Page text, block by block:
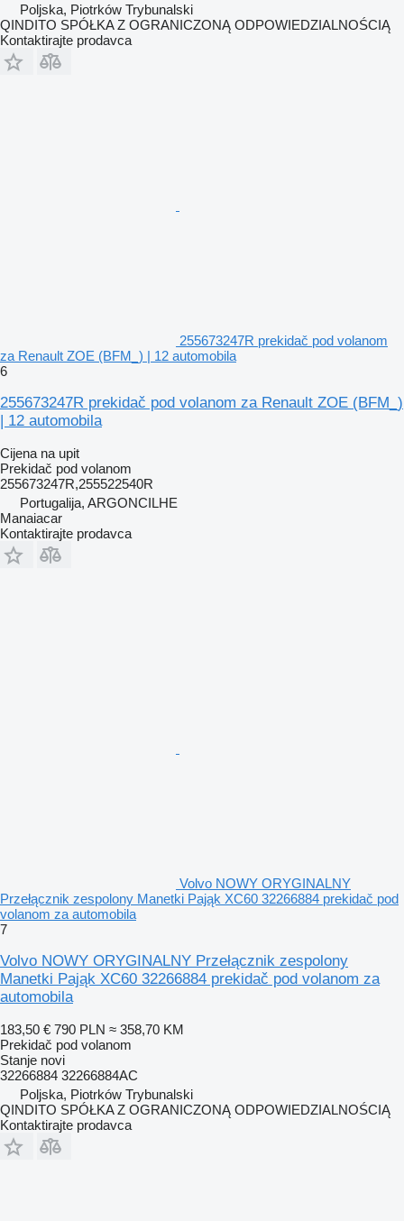
Poljska, Piotrków Trybunalski
QINDITO SPÓŁKA Z OGRANICZONĄ ODPOWIEDZIALNOŚCIĄ
Kontaktirajte prodavca
255673247R prekidač pod volanom
za Renault ZOE (BFM_) | 12 automobila
6
255673247R prekidač pod volanom za Renault ZOE (BFM_)
| 12 automobila
Cijena na upit
Prekidač pod volanom
255673247R,255522540R
Portugalija, ARGONCILHE
Manaiacar
Kontaktirajte prodavca
Volvo NOWY ORYGINALNY
Przełącznik zespolony Manetki Pająk XC60 32266884 prekidač pod
volanom za automobila
7
Volvo NOWY ORYGINALNY Przełącznik zespolony
Manetki Pająk XC60 32266884 prekidač pod volanom za
automobila
183,50 € 790 PLN ≈ 358,70 KM
Prekidač pod volanom
Stanje novi
32266884 32266884AC
Poljska, Piotrków Trybunalski
QINDITO SPÓŁKA Z OGRANICZONĄ ODPOWIEDZIALNOŚCIĄ
Kontaktirajte prodavca